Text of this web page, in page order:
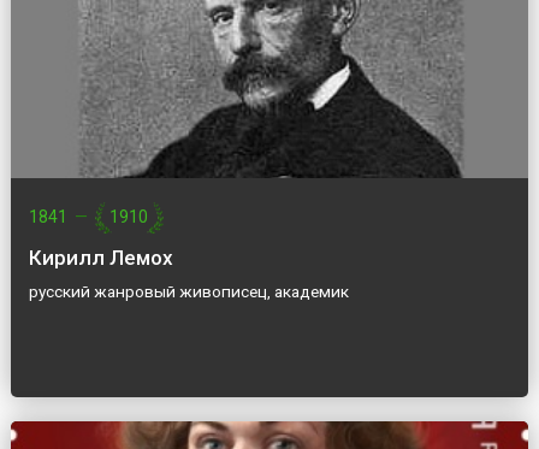
1841 — 1910
Кирилл Лемох
русский жанровый живописец, академик